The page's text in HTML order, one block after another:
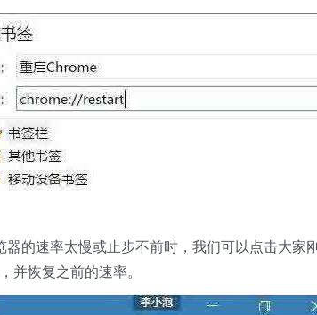
速率太慢或止步不前时，我们可以点击大家刚
并恢复之前的速率。